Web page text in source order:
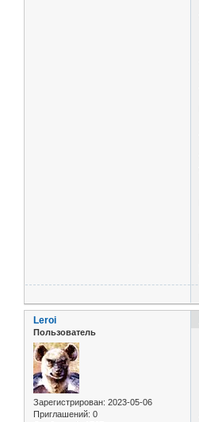
Leroi
Пользователь
Зарегистрирован: 2023-05-06
Приглашений: 0